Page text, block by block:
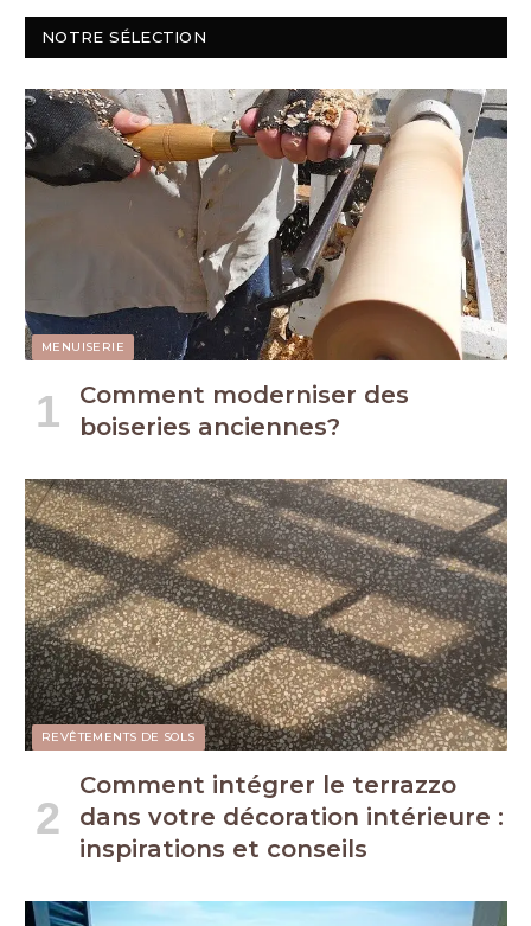
NOTRE SÉLECTION
MENUISERIE
Comment moderniser des
boiseries anciennes?
REVÊTEMENTS DE SOLS
Comment intégrer le terrazzo
dans votre décoration intérieure :
inspirations et conseils